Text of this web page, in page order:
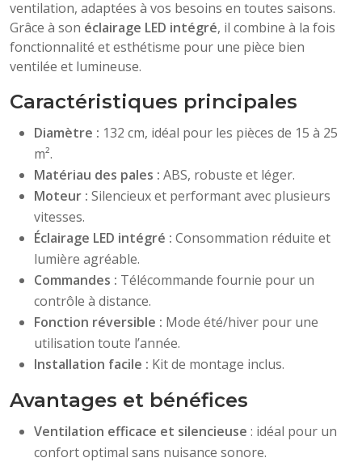
ventilation, adaptées à vos besoins en toutes saisons.
Grâce à son éclairage LED intégré, il combine à la fois
fonctionnalité et esthétisme pour une pièce bien
ventilée et lumineuse.
Caractéristiques principales
Diamètre : 132 cm, idéal pour les pièces de 15 à 25
m².
Matériau des pales : ABS, robuste et léger.
Moteur : Silencieux et performant avec plusieurs
vitesses.
Éclairage LED intégré : Consommation réduite et
lumière agréable.
Commandes : Télécommande fournie pour un
contrôle à distance.
Fonction réversible : Mode été/hiver pour une
utilisation toute l’année.
Installation facile : Kit de montage inclus.
Avantages et bénéfices
Ventilation efficace et silencieuse : idéal pour un
confort optimal sans nuisance sonore.